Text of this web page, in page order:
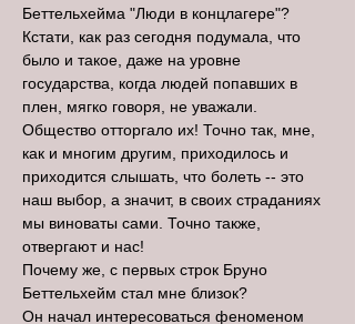
Беттельхейма "Люди в концлагере"?
Кстати, как раз сегодня подумала, что
было и такое, даже на уровне
государства, когда людей попавших в
плен, мягко говоря, не уважали.
Общество отторгало их! Точно так, мне,
как и многим другим, приходилось и
приходится слышать, что болеть -- это
наш выбор, а значит, в своих страданиях
мы виноваты сами. Точно также,
отвергают и нас!
Почему же, с первых строк Бруно
Беттельхейм стал мне близок?
Он начал интересоваться феноменом